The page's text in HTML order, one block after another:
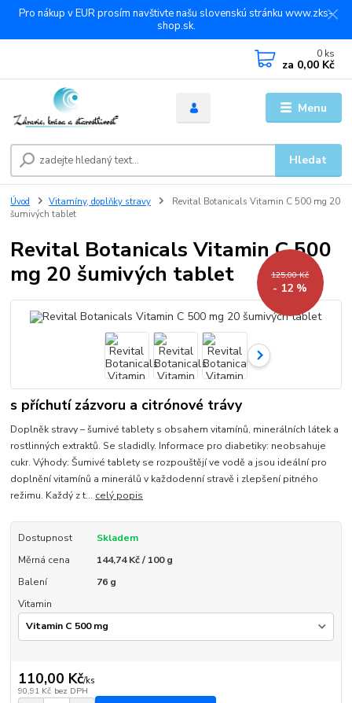
Pro nákup v EUR prosím navštivte našu slovenskú stránku www.zks-
shop.sk.
Menu
Hledat
0 ks
za 0,00 Kč
Úvod Vitamíny, doplňky stravy
Revital Botanicals Vitamin C 500 mg 20
šumivých tablet
Revital Botanicals Vitamin C 500
mg 20 šumivých tablet
125,00 Kč
- 12 %
s příchutí zázvoru a citrónové trávy
Doplněk stravy – šumivé tablety s obsahem vitamínů, minerálních látek a
rostlinných extraktů. Se sladidly. Informace pro diabetiky: neobsahuje
cukr. Výhody: Šumivé tablety se rozpouštějí ve vodě a jsou ideální pro
doplnění vitamínů a minerálů v každodenní stravě i zlepšení pitného
režimu. Každý z t... celý popis
Dostupnost
Skladem
Měrná cena
144,74 Kč / 100 g
Balení
76 g
Vitamin
110,00 Kč/ks
90,91 Kč bez DPH